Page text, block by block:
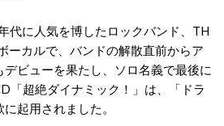
代に人気を博したロックバンド、TH
ーカルで、バンドの解散直前からア
ビューを果たし、ソロ名義で最後に
「超絶ダイナミック！」は、「ドラ
起用されました。